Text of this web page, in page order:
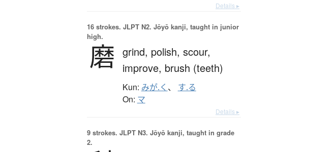
Details ▸
16 strokes. JLPT N2. Jōyō kanji, taught in junior
high.
磨 grind, polish, scour,
improve, brush (teeth)
Kun: みが.く 、 す.る
On: マ
Details ▸
9 strokes. JLPT N3. Jōyō kanji, taught in grade
2.